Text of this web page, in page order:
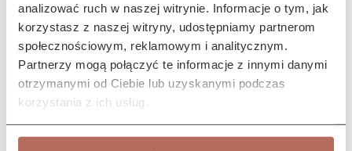
analizować ruch w naszej witrynie. Informacje o tym, jak
korzystasz z naszej witryny, udostępniamy partnerom
społecznościowym, reklamowym i analitycznym.
Partnerzy mogą połączyć te informacje z innymi danymi
otrzymanymi od Ciebie lub uzyskanymi podczas
korzystania z ich usług.
Narożnik Eos z połączenia modułów OT circ i 2,5P. Kanapa
Eos charakteryzuje się czystymi liniami oraz minimalistycznym
style…Więcej
Właściwości
Producent/Importer/Dostawca